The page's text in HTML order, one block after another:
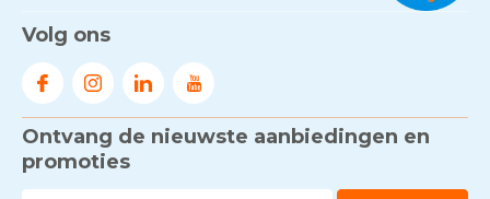
Volg ons
Ontvang de nieuwste aanbiedingen en
promoties